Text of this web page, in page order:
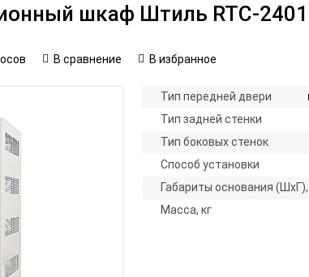
шкаф Штиль RTC-
В сравнение В избранное
Тип передней двери
Тип задней стенки
Тип боковых стенок
Способ установки
Габариты основания
Масса, кг